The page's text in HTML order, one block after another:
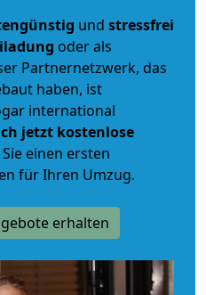
und stressfrei
oder als
Partnernetzwerk, das
haben, ist
international
jetzt kostenlose
einen ersten
für Ihren Umzug.
erhalten